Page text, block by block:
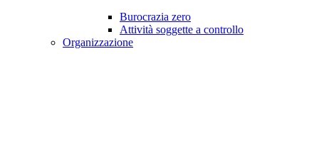
Burocrazia zero
Attività soggette a controllo
Organizzazione